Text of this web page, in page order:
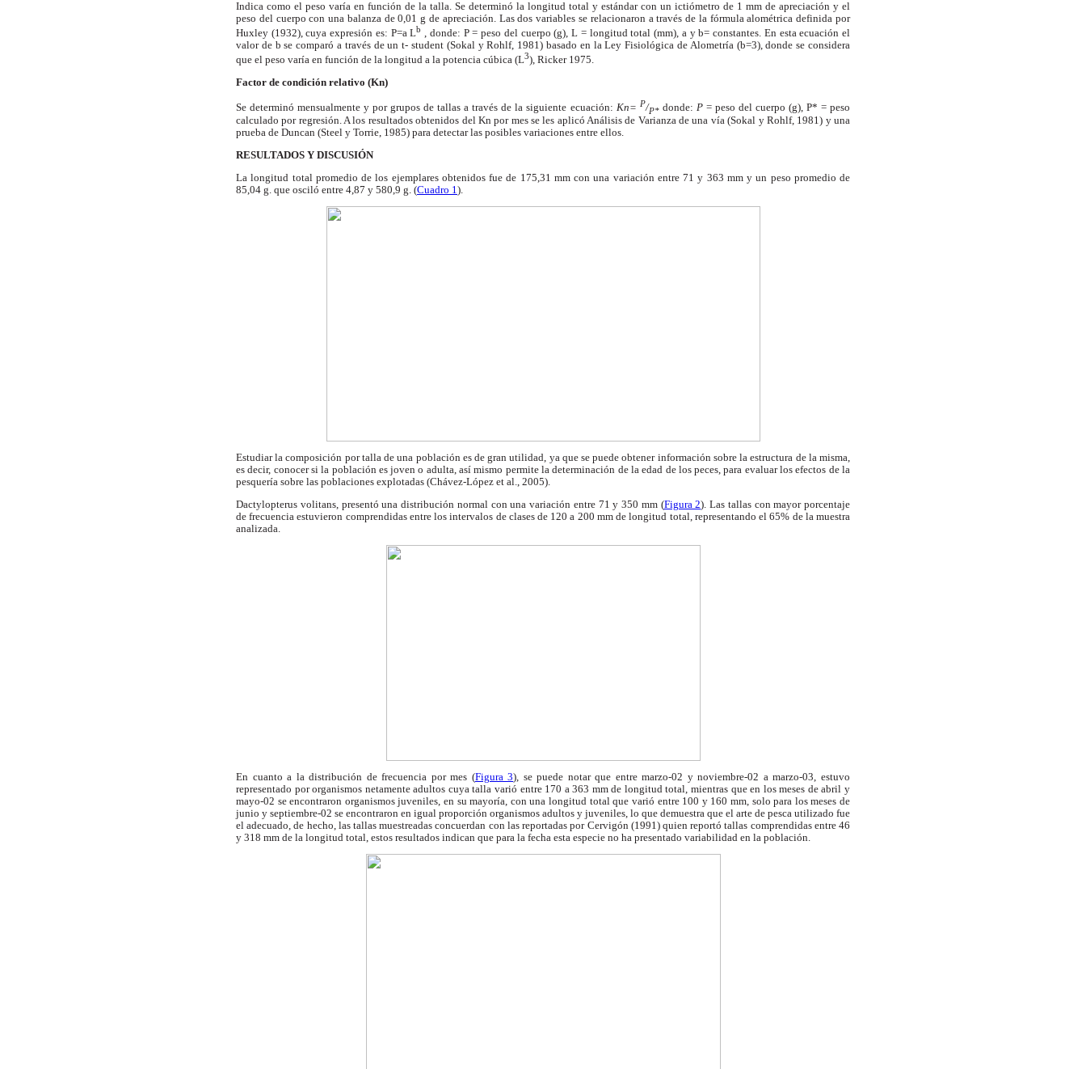
Indica como el peso varía en función de la talla. Se determinó la longitud total y estándar con un ictiómetro de 1 mm de apreciación y el
peso del cuerpo con una balanza de 0,01 g de apreciación. Las dos variables se relacionaron a través de la fórmula alométrica definida por
Huxley (1932), cuya expresión es: P=a Lb , donde: P = peso del cuerpo (g), L = longitud total (mm), a y b= constantes. En esta ecuación el
valor de b se comparó a través de un t- student (Sokal y Rohlf, 1981) basado en la Ley Fisiológica de Alometría (b=3), donde se considera
que el peso varía en función de la longitud a la potencia cúbica (L3), Ricker 1975.
Factor de condición relativo (Kn)
Se determinó mensualmente y por grupos de tallas a través de la siguiente ecuación: Kn= P/P*donde: P= peso del cuerpo (g), P* = peso
calculado por regresión. A los resultados obtenidos del Kn por mes se les aplicó Análisis de Varianza de una vía (Sokal y Rohlf, 1981) y una
prueba de Duncan (Steel y Torrie, 1985) para detectar las posibles variaciones entre ellos.
RESULTADOS Y DISCUSIÓN
La longitud total promedio de los ejemplares obtenidos fue de 175,31 mm con una variación entre 71 y 363 mm y un peso promedio de
85,04 g. que osciló entre 4,87 y 580,9 g. (Cuadro 1 ).
Estudiar la composición por talla de una población es de gran utilidad, ya que se puede obtener información sobre la estructura de la misma,
es decir, conocer si la población es joven o adulta, así mismo permite la determinación de la edad de los peces, para evaluar los efectos de la
pesquería sobre las poblaciones explotadas (Chávez-López et al., 2005).
Dactylopterus volitans, presentó una distribución normal con una variación entre 71 y 350 mm (Figura 2). Las tallas con mayor porcentaje
de frecuencia estuvieron comprendidas entre los intervalos de clases de 120 a 200 mm de longitud total, representando el 65% de la muestra
analizada.
En cuanto a la distribución de frecuencia por mes (Figura 3), se puede notar que entre marzo-02 y noviembre-02 a marzo-03, estuvo
representado por organismos netamente adultos cuya talla varió entre 170 a 363 mm de longitud total, mientras que en los meses de abril y
mayo-02 se encontraron organismos juveniles, en su mayoría, con una longitud total que varió entre 100 y 160 mm, solo para los meses de
junio y septiembre-02 se encontraron en igual proporción organismos adultos y juveniles, lo que demuestra que el arte de pesca utilizado fue
el adecuado, de hecho, las tallas muestreadas concuerdan con las reportadas por Cervigón (1991) quien reportó tallas comprendidas entre 46
y 318 mm de la longitud total, estos resultados indican que para la fecha esta especie no ha presentado variabilidad en la población.